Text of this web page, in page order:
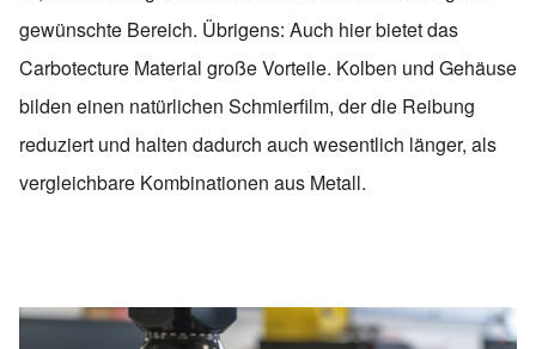
gewünschte Bereich. Übrigens: Auch hier bietet das
Carbotecture Material große Vorteile. Kolben und Gehäuse
bilden einen natürlichen Schmierfilm, der die Reibung
reduziert und halten dadurch auch wesentlich länger, als
vergleichbare Kombinationen aus Metall.